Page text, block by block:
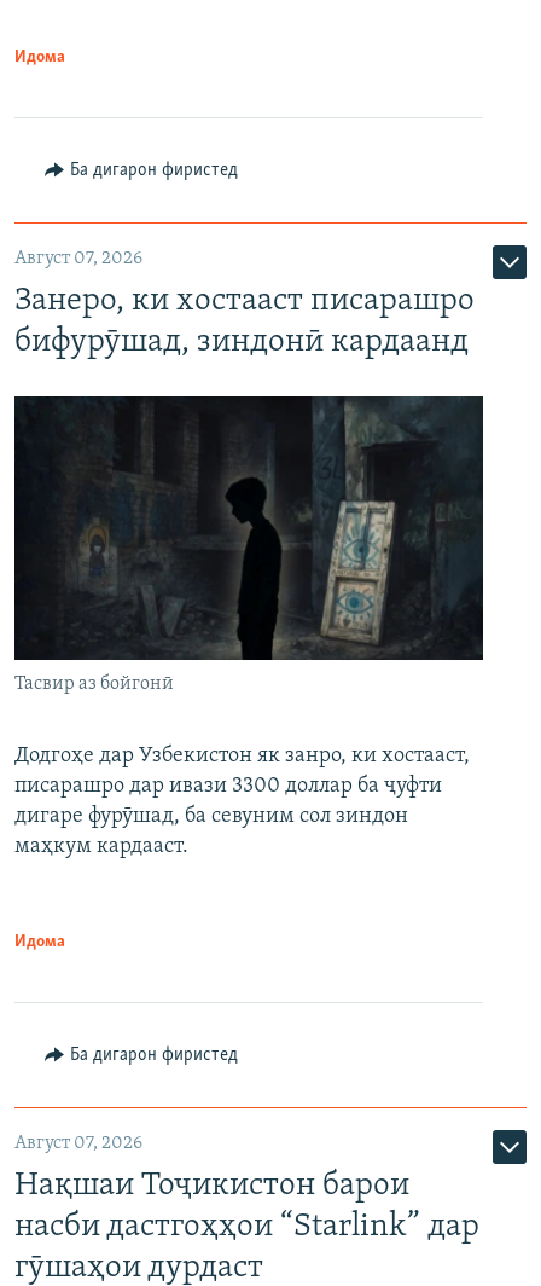
Идома
Ба дигарон фиристед
Август 07, 2026
Занеро, ки хостааст писарашро
бифурӯшад, зиндонӣ кардаанд
Тасвир аз бойгонӣ
Додгоҳе дар Узбекистон як занро, ки хостааст,
писарашро дар ивази 3300 доллар ба ҷуфти
дигаре фурӯшад, ба севуним сол зиндон
маҳкум кардааст.
Идома
Ба дигарон фиристед
Август 07, 2026
Нақшаи Тоҷикистон барои
насби дастгоҳҳои “Starlink” дар
гӯшаҳои дурдаст